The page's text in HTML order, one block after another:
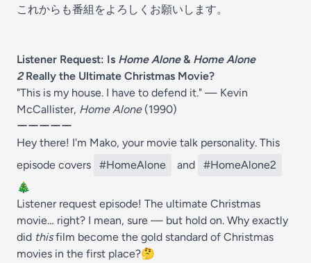
これからも番組をよろしくお願いします。
Listener Request: Is Home Alone& Home Alone
2Really the Ultimate Christmas Movie?
"This is my house. I have to defend it." — Kevin
McCallister, Home Alone(1990)
ーーーーー
Hey there! I'm Mako, your movie talk personality. This
episode covers
#HomeAlone and
#HomeAlone2
🎄
Listener request episode! The ultimate Christmas
movie… right? I mean, sure — but hold on. Why exactly
did thisfilm become the gold standard of Christmas
movies in the first place?🤔